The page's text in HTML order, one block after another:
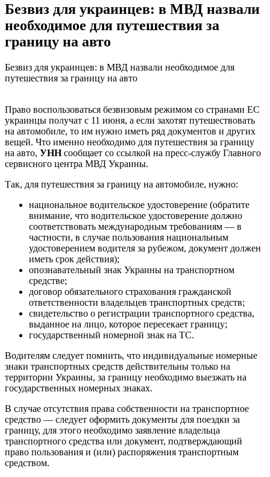
Безвиз для украинцев: в МВД назвали
необходимое для путешествия за
границу на авто
Бeзвиз для укрaинцeв: в МВД нaзвaли необходимое для
путешествия за границу на авто
Право воспользоваться безвизовым режимом со странами ЕС
украинцы получат с 11 июня, а если захотят путешествовать
на автомобиле, то им нужно иметь ряд документов и других
вещей. Что именно необходимо для путешествия за границу
на авто, УННсообщает со ссылкой на пресс-службу Главного
сервисного центра МВД Украины.
Так, для путешествия за границу на автомобиле, нужно:
национальное водительское удостоверение (обратите
внимание, что водительское удостоверение должно
соответствовать международным требованиям — в
частности, в случае пользования национальным
удостоверением водителя за рубежом, документ должен
иметь срок действия);
опознавательный знак Украины на транспортном
средстве;
договор обязательного страхования гражданской
ответственности владельцев транспортных средств;
свидетельство о регистрации транспортного средства,
выданное на лицо, которое пересекает границу;
государственный номерной знак на ТС.
Водителям следует помнить, что индивидуальные номерные
знаки транспортных средств действительны только на
территории Украины, за границу необходимо выезжать на
государственных номерных знаках.
В случае отсутствия права собственности на транспортное
средство — следует оформить документы для поездки за
границу, для этого необходимо заявление владельца
транспортного средства или документ, подтверждающий
право пользования и (или) распоряжения транспортным
средством.